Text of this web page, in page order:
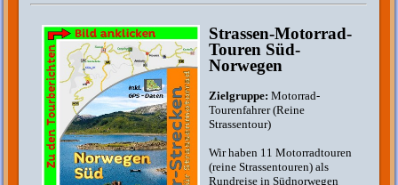
Strassen-Motorrad-
Touren Süd-
Norwegen
Zielgruppe:Motorrad-
Tourenfahrer (Reine
Strassentour)
Wir haben 11 Motorradtouren
(reine Strassentouren) als
Rundreise in Südnorwegen